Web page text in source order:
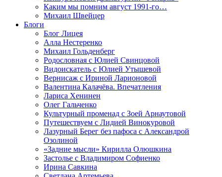
Каким мы помним август 1991-го…
Михаил Швейцер
Блоги
Блог Лицея
Алла Нестеренко
Михаил Гольденберг
Родословная с Юлией Свинцовой
Видоискатель с Юлией Утышевой
Вернисаж с Ириной Ларионовой
Валентина Калачёва. Впечатления
Лариса Хенинен
Олег Гальченко
Культурный променад с Зоей Арнаутовой
Путешествуем с Лидией Винокуровой
Лазурный Берег без пафоса с Александрой
Озолиной
«Задние мысли» Кирилла Олюшкина
Застолье с Владимиром Софиенко
Ирина Савкина